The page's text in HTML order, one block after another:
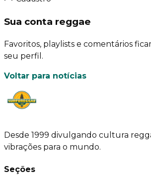
Sua conta reggae
Favoritos, playlists e comentários
seu perfil.
Voltar para notícias
Desde 1999 divulgando cultura
vibrações para o mundo.
Seções